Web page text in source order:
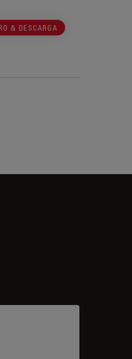
& DESCARGA